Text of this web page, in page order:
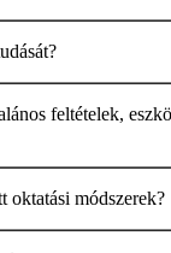
feltételek,
oktatási módszerek?